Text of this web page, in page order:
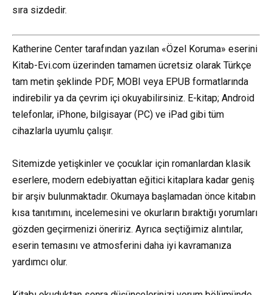
sıra sizdedir.
Katherine Center tarafından yazılan «Özel Koruma» eserini
Kitab-Evi.com üzerinden tamamen ücretsiz olarak Türkçe
tam metin şeklinde PDF, MOBI veya EPUB formatlarında
indirebilir ya da çevrim içi okuyabilirsiniz. E-kitap; Android
telefonlar, iPhone, bilgisayar (PC) ve iPad gibi tüm
cihazlarla uyumlu çalışır.
Sitemizde yetişkinler ve çocuklar için romanlardan klasik
eserlere, modern edebiyattan eğitici kitaplara kadar geniş
bir arşiv bulunmaktadır. Okumaya başlamadan önce kitabın
kısa tanıtımını, incelemesini ve okurların bıraktığı yorumları
gözden geçirmenizi öneririz. Ayrıca seçtiğimiz alıntılar,
eserin temasını ve atmosferini daha iyi kavramanıza
yardımcı olur.